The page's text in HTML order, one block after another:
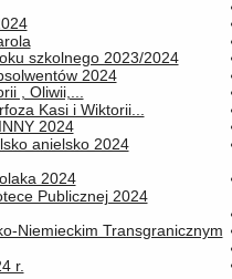
szkolnego 2023/2024
2024
, Oliwii,...
Kasi i Wiktorii...
2024
anielsko 2024
2024
Publicznej 2024
Niemieckim Transgranicznym
r.